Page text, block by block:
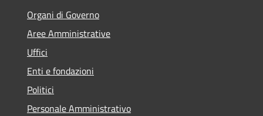
Organi di Governo
Aree Amministrative
Uffici
Enti e fondazioni
Politici
Personale Amministrativo